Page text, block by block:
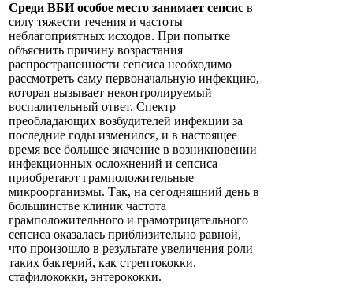
Среди ВБИ особое место занимает сепсис в
силу тяжести течения и частоты
неблагоприятных исходов. При попытке
объяснить причину возрастания
распространенности сепсиса необходимо
рассмотреть саму первоначальную инфекцию,
которая вызывает неконтролируемый
воспалительный ответ. Спектр
преобладающих возбудителей инфекции за
последние годы изменился, и в настоящее
время все большее значение в возникновении
инфекционных осложнений и сепсиса
приобретают грамположительные
микроорганизмы. Так, на сегодняшний день в
большинстве клиник частота
грамположительного и грамотрицательного
сепсиса оказалась приблизительно равной,
что произошло в результате увеличения роли
таких бактерий, как стрептококки,
стафилококки, энтерококки.